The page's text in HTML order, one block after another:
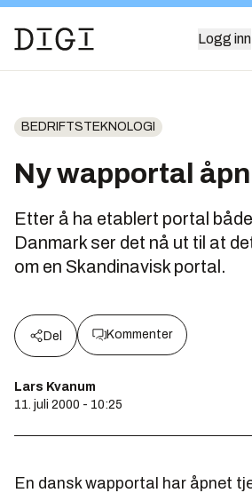
Logg inn
BEDRIFTSTEKNOLOGI
Ny wapportal
Etter å ha etablert portal
Danmark ser det nå ut til at
om en Skandinavisk portal.
Del Kommenter
Lars Kvanum
11. juli 2000 - 10:25
En dansk wapportal har åpnet